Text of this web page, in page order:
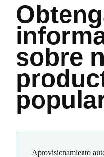
sobre
Aprovisionamiento